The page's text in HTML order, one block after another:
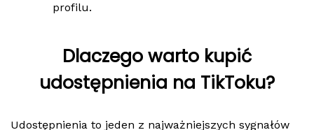
profilu.
Dlaczego warto kupić
udostępnienia na TikToku?
Udostępnienia to jeden z najważniejszych sygnałów